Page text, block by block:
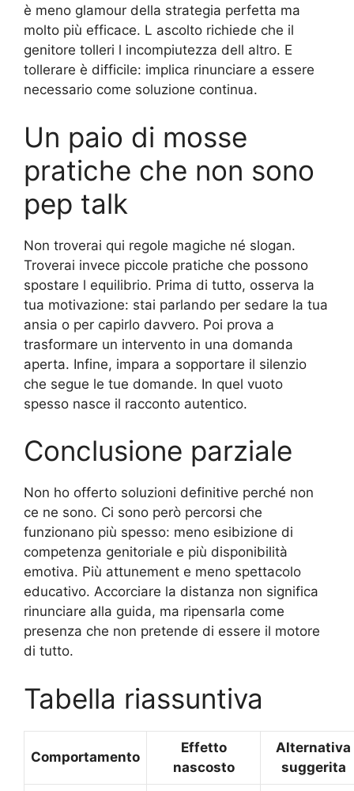
è meno glamour della strategia perfetta ma
molto più efficace. L ascolto richiede che il
genitore tolleri l incompiutezza dell altro. E
tollerare è difficile: implica rinunciare a essere
necessario come soluzione continua.
Un paio di mosse
pratiche che non sono
pep talk
Non troverai qui regole magiche né slogan.
Troverai invece piccole pratiche che possono
spostare l equilibrio. Prima di tutto, osserva la
tua motivazione: stai parlando per sedare la tua
ansia o per capirlo davvero. Poi prova a
trasformare un intervento in una domanda
aperta. Infine, impara a sopportare il silenzio
che segue le tue domande. In quel vuoto
spesso nasce il racconto autentico.
Conclusione parziale
Non ho offerto soluzioni definitive perché non
ce ne sono. Ci sono però percorsi che
funzionano più spesso: meno esibizione di
competenza genitoriale e più disponibilità
emotiva. Più attunement e meno spettacolo
educativo. Accorciare la distanza non significa
rinunciare alla guida, ma ripensarla come
presenza che non pretende di essere il motore
di tutto.
Tabella riassuntiva
Comportamento
Effetto
nascosto
Alternativa
suggerita